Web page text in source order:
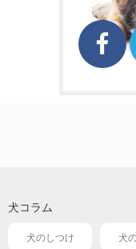
犬コラム
犬のしつけ 犬